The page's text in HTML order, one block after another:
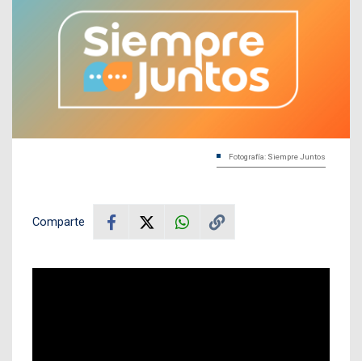
Fotografía: Siempre Juntos
Comparte